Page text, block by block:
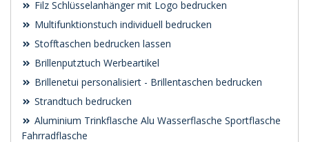
Filz Schlüsselanhänger mit Logo bedrucken
Multifunktionstuch individuell bedrucken
Stofftaschen bedrucken lassen
Brillenputztuch Werbeartikel
Brillenetui personalisiert - Brillentaschen bedrucken
Strandtuch bedrucken
Aluminium Trinkflasche Alu Wasserflasche Sportflasche
Fahrradflasche